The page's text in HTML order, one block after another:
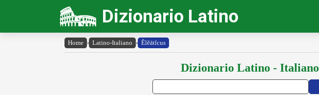
Dizionario Latino
Home › Latino-Italiano › Ĕlĕātĭcus
Dizionario Latino - Italiano